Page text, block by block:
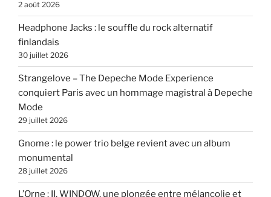
2 août 2026
Headphone Jacks : le souffle du rock alternatif
finlandais
30 juillet 2026
Strangelove – The Depeche Mode Experience
conquiert Paris avec un hommage magistral à Depeche
Mode
29 juillet 2026
Gnome : le power trio belge revient avec un album
monumental
28 juillet 2026
L’Orne : II. WINDOW, une plongée entre mélancolie et